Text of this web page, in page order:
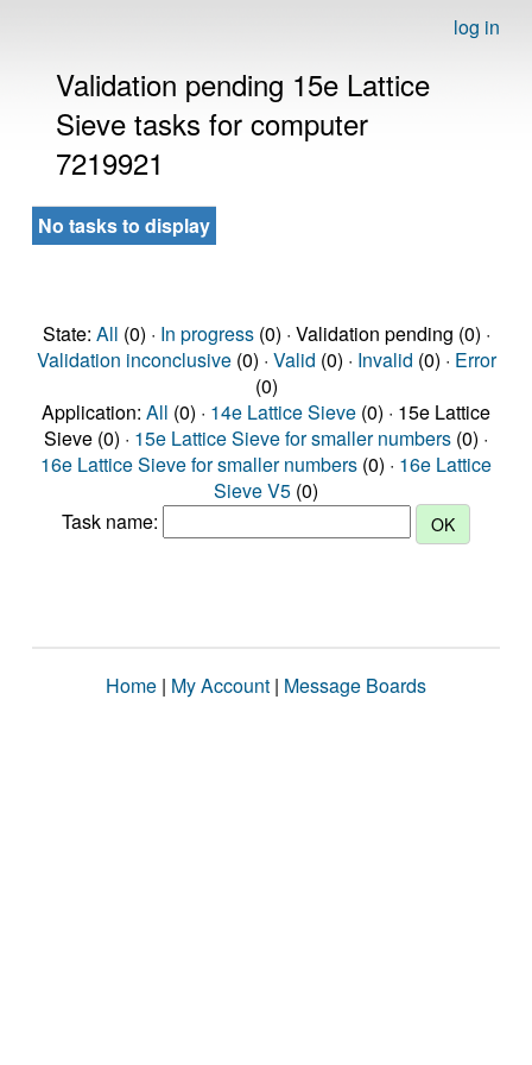
log in
Validation pending 15e Lattice
Sieve tasks for computer
7219921
No tasks to display
State: All (0) · In progress(0) · Validation pending (0) ·
Validation inconclusive(0) · Valid (0) · Invalid (0) · Error
(0)
Application: All (0) · 14e Lattice Sieve (0) · 15e Lattice
Sieve (0) · 15e Lattice Sieve for smaller numbers (0) ·
16e Lattice Sieve for smaller numbers (0) · 16e Lattice
Sieve V5 (0)
Task name:
Home | My Account | Message Boards